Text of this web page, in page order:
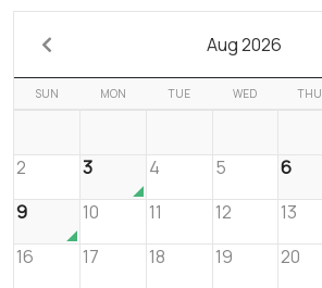
Aug 2026
SUN MON TUE WED THU
2
3 4 5 6
9
10 11 12 13
16
17 18 19 20